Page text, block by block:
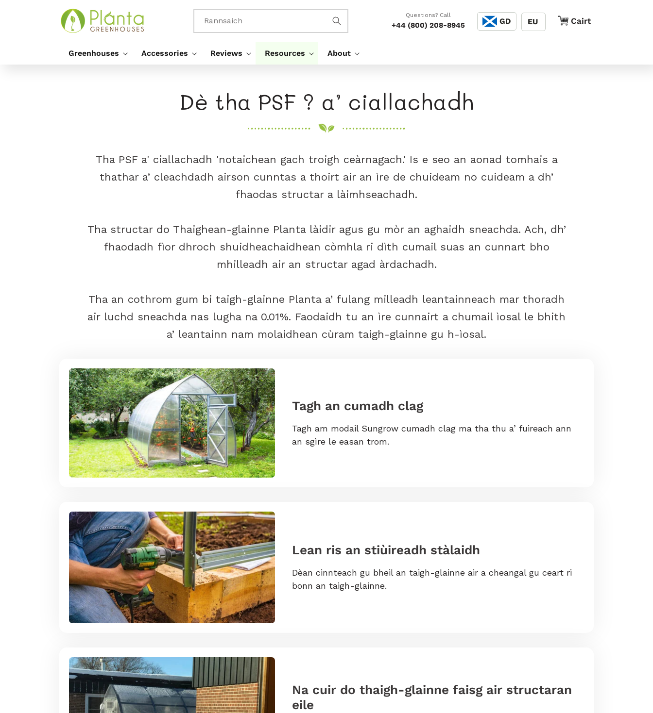
Rannsaich
Questions? Call
+44 (800) 208-8945
Cànain
GD EU Cairt
Cairt
Greenhouses Accessories Reviews Resources About
Dè tha PSF ? a’ ciallachadh
Tha PSF a' ciallachadh 'notaichean gach troigh ceàrnagach.' Is e seo an aonad tomhais a
thathar a’ cleachdadh airson cunntas a thoirt air an ìre de chuideam no cuideam a dh’
fhaodas structar a làimhseachadh.
Tha structar do Thaighean-glainne Planta làidir agus gu mòr an aghaidh sneachda. Ach, dh’
fhaodadh fìor dhroch shuidheachaidhean còmhla ri dìth cumail suas an cunnart bho
mhilleadh air an structar agad àrdachadh.
Tha an cothrom gum bi taigh-glainne Planta a’ fulang milleadh leantainneach mar thoradh
air luchd sneachda nas lugha na 0.01%. Faodaidh tu an ìre cunnairt a chumail ìosal le bhith
a’ leantainn nam molaidhean cùram taigh-glainne gu h-ìosal.
Tagh an cumadh clag
Tagh am modail Sungrow cumadh clag ma tha thu a’ fuireach ann
an sgìre le easan trom.
Lean ris an stiùireadh stàlaidh
Dèan cinnteach gu bheil an taigh-glainne air a cheangal gu ceart ri
bonn an taigh-glainne.
Na cuir do thaigh-glainne faisg air structaran
eile